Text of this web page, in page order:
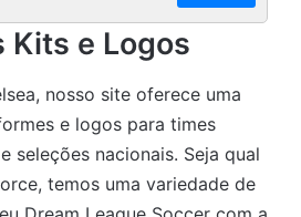
Kits e Logos
nosso site oferece uma
e logos para times
seleções nacionais. Seja qual
temos uma variedade de